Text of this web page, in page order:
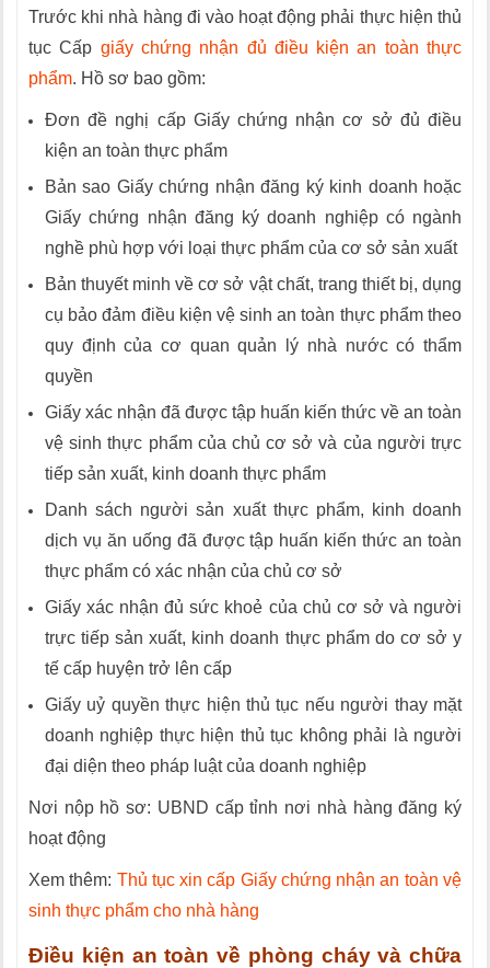
Trước khi nhà hàng đi vào hoạt động phải thực hiện thủ
tục Cấp giấy chứng nhận đủ điều kiện an toàn thực
phẩm. Hồ sơ bao gồm:
Đơn đề nghị cấp Giấy chứng nhận cơ sở đủ điều
kiện an toàn thực phẩm
Bản sao Giấy chứng nhận đăng ký kinh doanh hoặc
Giấy chứng nhận đăng ký doanh nghiệp có ngành
nghề phù hợp với loại thực phẩm của cơ sở sản xuất
Bản thuyết minh về cơ sở vật chất, trang thiết bị, dụng
cụ bảo đảm điều kiện vệ sinh an toàn thực phẩm theo
quy định của cơ quan quản lý nhà nước có thẩm
quyền
Giấy xác nhận đã được tập huấn kiến thức về an toàn
vệ sinh thực phẩm của chủ cơ sở và của người trực
tiếp sản xuất, kinh doanh thực phẩm
Danh sách người sản xuất thực phẩm, kinh doanh
dịch vụ ăn uống đã được tập huấn kiến thức an toàn
thực phẩm có xác nhận của chủ cơ sở
Giấy xác nhận đủ sức khoẻ của chủ cơ sở và người
trực tiếp sản xuất, kinh doanh thực phẩm do cơ sở y
tế cấp huyện trở lên cấp
Giấy uỷ quyền thực hiện thủ tục nếu người thay mặt
doanh nghiệp thực hiện thủ tục không phải là người
đại diện theo pháp luật của doanh nghiệp
Nơi nộp hồ sơ: UBND cấp tỉnh nơi nhà hàng đăng ký
hoạt động
Xem thêm: Thủ tục xin cấp Giấy chứng nhận an toàn vệ
sinh thực phẩm cho nhà hàng
Điều kiện an toàn về phòng cháy và chữa